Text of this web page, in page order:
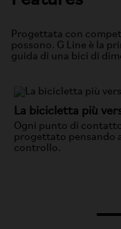
Progettata con
possono. G Line è la
guida di una bici di
La bicicletta più
Ogni punto di
progettato pensando
controllo.